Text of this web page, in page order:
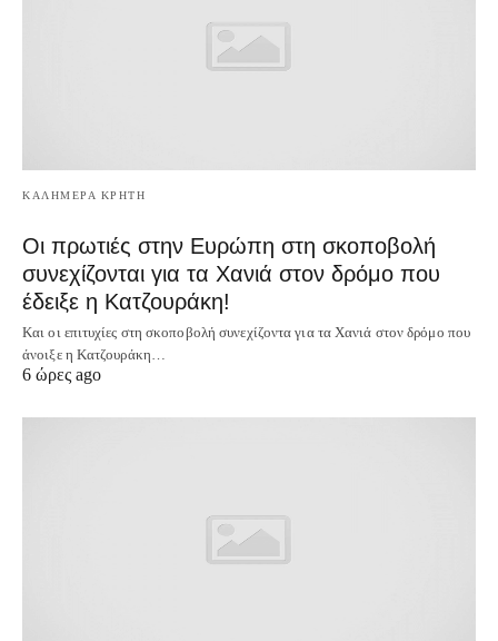
ΚΑΛΗΜΕΡΑ ΚΡΗΤΗ
Οι πρωτιές στην Ευρώπη στη σκοποβολή
συνεχίζονται για τα Χανιά στον δρόμο που
έδειξε η Κατζουράκη!
Και οι επιτυχίες στη σκοποβολή συνεχίζοντα για τα Χανιά στον δρόμο που
άνοιξε η Κατζουράκη…
6 ώρες ago